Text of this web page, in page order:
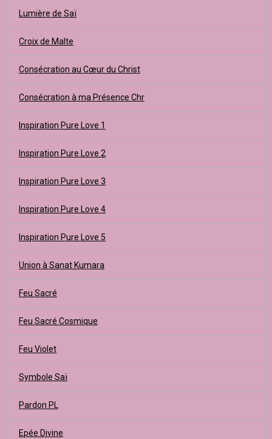
Lumière de Saï
Croix de Malte
Consécration au Cœur du Christ
Consécration à ma Présence Chr
Inspiration Pure Love 1
Inspiration Pure Love 2
Inspiration Pure Love 3
Inspiration Pure Love 4
Inspiration Pure Love 5
Union à Sanat Kumara
Feu Sacré
Feu Sacré Cosmique
Feu Violet
Symbole Saï
Pardon PL
Epée Divine